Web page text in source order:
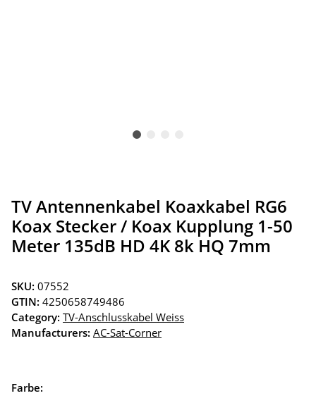
TV Antennenkabel Koaxkabel RG6
Koax Stecker / Koax Kupplung 1-50
Meter 135dB HD 4K 8k HQ 7mm
SKU: 07552
GTIN: 4250658749486
Category: TV-Anschlusskabel Weiss
Manufacturers: AC-Sat-Corner
Farbe: